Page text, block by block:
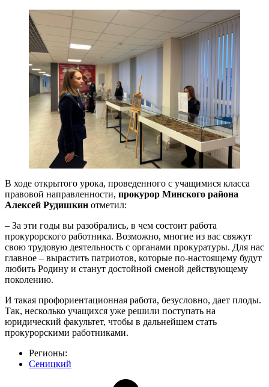
В ходе открытого урока, проведенного с учащимися класса
правовой направленности, прокурор Минского района
Алексей Рудишкин отметил:
– За эти годы вы разобрались, в чем состоит работа
прокурорского работника. Возможно, многие из вас свяжут
свою трудовую деятельность с органами прокуратуры. Для нас
главное – вырастить патриотов, которые по-настоящему будут
любить Родину и станут достойной сменой действующему
поколению.
И такая профориентационная работа, безусловно, дает плоды.
Так, несколько учащихся уже решили поступать на
юридический факультет, чтобы в дальнейшем стать
прокурорскими работниками.
Регионы:
Сеницкий